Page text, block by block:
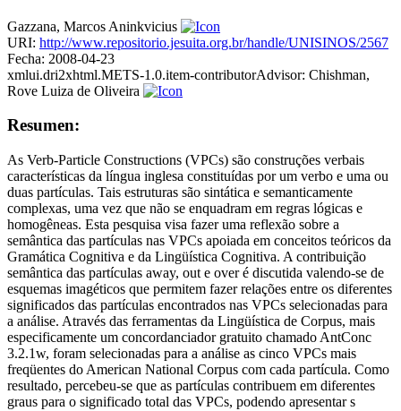
Gazzana, Marcos Aninkvicius
URI: http://www.repositorio.jesuita.org.br/handle/UNISINOS/2567
Fecha: 2008-04-23
xmlui.dri2xhtml.METS-1.0.item-contributorAdvisor: Chishman,
Rove Luiza de Oliveira
Resumen:
As Verb-Particle Constructions (VPCs) são construções verbais
características da língua inglesa constituídas por um verbo e uma ou
duas partículas. Tais estruturas são sintática e semanticamente
complexas, uma vez que não se enquadram em regras lógicas e
homogêneas. Esta pesquisa visa fazer uma reflexão sobre a
semântica das partículas nas VPCs apoiada em conceitos teóricos da
Gramática Cognitiva e da Lingüística Cognitiva. A contribuição
semântica das partículas away, out e over é discutida valendo-se de
esquemas imagéticos que permitem fazer relações entre os diferentes
significados das partículas encontrados nas VPCs selecionadas para
a análise. Através das ferramentas da Lingüística de Corpus, mais
especificamente um concordanciador gratuito chamado AntConc
3.2.1w, foram selecionadas para a análise as cinco VPCs mais
freqüentes do American National Corpus com cada partícula. Como
resultado, percebeu-se que as partículas contribuem em diferentes
graus para o significado total das VPCs, podendo apresentar s